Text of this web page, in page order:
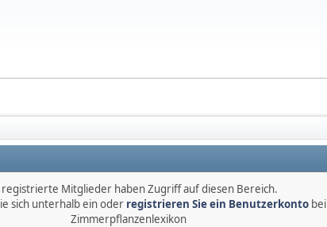
Mitglieder haben Zugriff auf diesen Bereich.
sich unterhalb ein oder registrieren Sie ein Benutzerkontobei
Zimmerpflanzenlexikon